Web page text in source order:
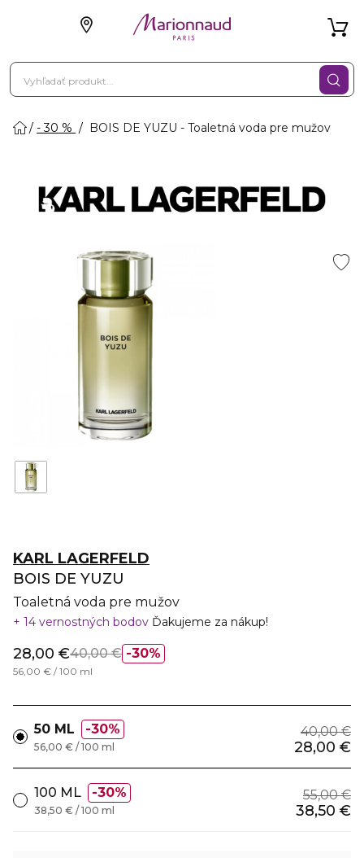
- 30 % BOIS DE YUZU - Toaletná voda pre mužov
KARL LAGERFELD
BOIS DE YUZU
Toaletná voda pre mužov
14 vernostných bodov Ďakujeme za nákup!
30%
28,00 €40,00 €
56,00 € / 100 ml
50 ML 30% 40,00 €
28,00 €
56,00 € / 100 ml
100 ML 30% 55,00 €
38,50 €
38,50 € / 100 ml